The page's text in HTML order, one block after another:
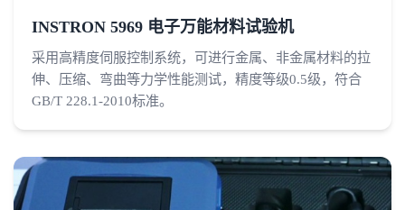
INSTRON 5969 电子万能材料试验机
采用高精度伺服控制系统，可进行金属、非金属材料的拉
伸、压缩、弯曲等力学性能测试，精度等级0.5级，符合
GB/T 228.1-2010标准。